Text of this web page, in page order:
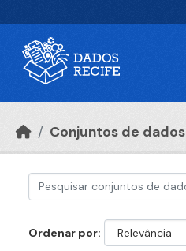
Conjuntos de dados
Ordenar por